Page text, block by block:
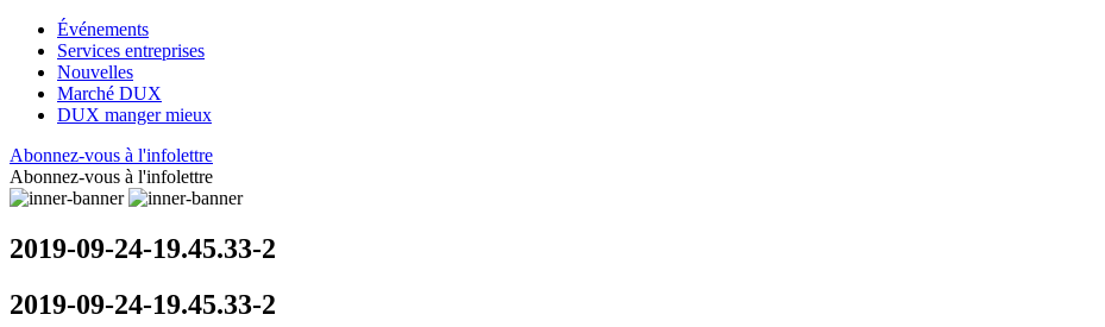
Événements
Services entreprises
Nouvelles
Marché DUX
DUX manger mieux
Abonnez-vous à l'infolettre
Abonnez-vous à l'infolettre
2019-09-24-19.45.33-2
2019-09-24-19.45.33-2